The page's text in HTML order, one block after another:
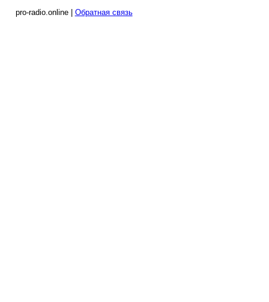
pro-radio.online | Обратная связь